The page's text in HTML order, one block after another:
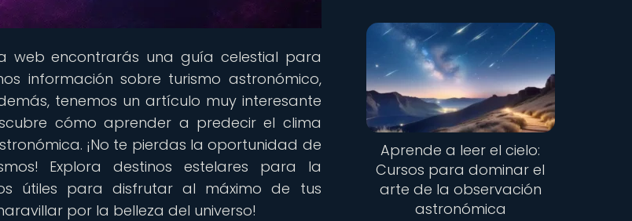
web encontrarás una guía celestial para
información sobre turismo astronómico,
tenemos un artículo muy interesante
cómo aprender a predecir el clima
¡No te pierdas la oportunidad de
Explora destinos estelares para la
útiles para disfrutar al máximo de tus
por la belleza del universo!
Aprende a leer el cielo:
Cursos para dominar el
arte de la observación
astronómica